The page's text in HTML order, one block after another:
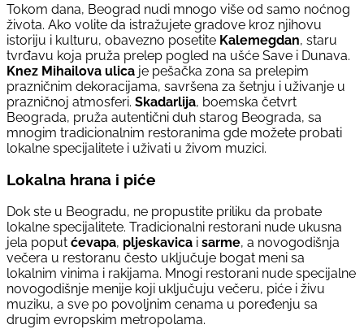
Tokom dana, Beograd nudi mnogo više od samo noćnog
života. Ako volite da istražujete gradove kroz njihovu
istoriju i kulturu, obavezno posetite Kalemegdan, staru
tvrđavu koja pruža prelep pogled na ušće Save i Dunava.
Knez Mihailova ulica je pešačka zona sa prelepim
prazničnim dekoracijama, savršena za šetnju i uživanje u
prazničnoj atmosferi. Skadarlija, boemska četvrt
Beograda, pruža autentični duh starog Beograda, sa
mnogim tradicionalnim restoranima gde možete probati
lokalne specijalitete i uživati u živom muzici.
Lokalna hrana i piće
Dok ste u Beogradu, ne propustite priliku da probate
lokalne specijalitete. Tradicionalni restorani nude ukusna
jela poput ćevapa, pljeskavica i sarme, a novogodišnja
večera u restoranu često uključuje bogat meni sa
lokalnim vinima i rakijama. Mnogi restorani nude specijalne
novogodišnje menije koji uključuju večeru, piće i živu
muziku, a sve po povoljnim cenama u poređenju sa
drugim evropskim metropolama.